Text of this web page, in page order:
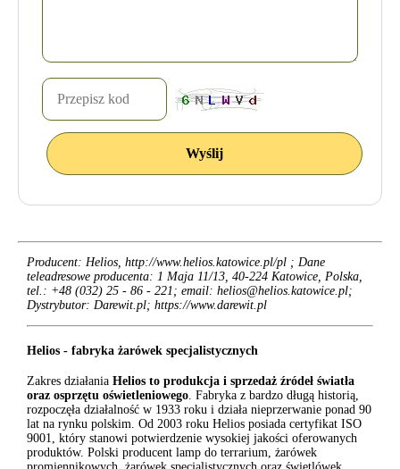
Producent: Helios, http://www.helios.katowice.pl/pl ; Dane
teleadresowe producenta: 1 Maja 11/13, 40-224 Katowice, Polska,
tel.: +48 (032) 25 - 86 - 221; email: helios@helios.katowice.pl;
Dystrybutor: Darewit.pl; https://www.darewit.pl
Helios - fabryka żarówek specjalistycznych
Zakres działania Helios to produkcja i sprzedaż źródeł światła
oraz osprzętu oświetleniowego. Fabryka z bardzo długą historią,
rozpoczęła działalność w 1933 roku i działa nieprzerwanie ponad 90
lat na rynku polskim. Od 2003 roku Helios posiada certyfikat ISO
9001, który stanowi potwierdzenie wysokiej jakości oferowanych
produktów. Polski producent lamp do terrarium, żarówek